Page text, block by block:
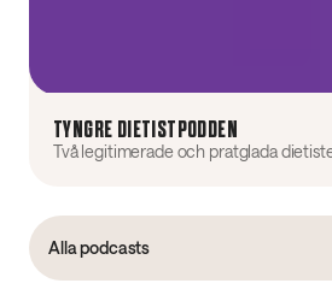
TYNGRE DIETISTPODDEN
Alla podcasts